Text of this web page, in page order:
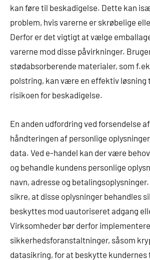
kan føre til beskadigelse. Dette kan
problem, hvis varerne er skrøbelige
Derfor er det vigtigt at vælge
varerne mod disse påvirkninger.
stødabsorberende materialer, som
polstring, kan være en effektiv løsning
risikoen for beskadigelse.
En anden udfordring ved forsendelse
håndteringen af personlige
data. Ved e-handel kan der være
og behandle kundens personlige
navn, adresse og
sikre, at disse oplysninger behandles
beskyttes mod uautoriseret adgang
Virksomheder bør derfor
sikkerhedsforanstaltninger, såsom
datasikring, for at beskytte kundernes